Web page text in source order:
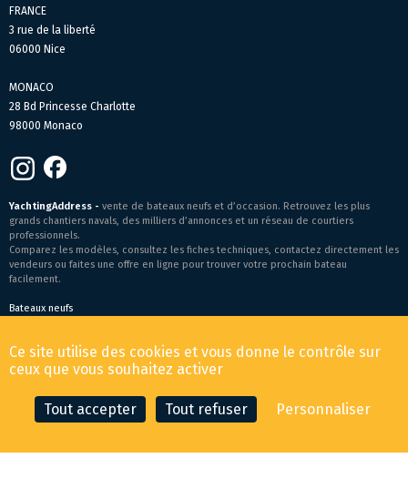
CONTACTER LE COURTIER FAIRE UNE OFFRE
FRANCE
3 rue de la liberté
06000 Nice
MONACO
28 Bd Princesse Charlotte
98000 Monaco
YachtingAddress - vente de bateaux neufs et d’occasion. Retrouvez les plus
grands chantiers navals, des milliers d’annonces et un réseau de courtiers
professionnels.
Comparez les modèles, consultez les fiches techniques, contactez directement les
vendeurs ou faites une offre en ligne pour trouver votre prochain bateau
facilement.
Bateaux neufs
© 2026 YachtingAddress.com
Ce site utilise des cookies et vous donne le contrôle sur
ceux que vous souhaitez activer
Tout accepter Tout refuser Personnaliser